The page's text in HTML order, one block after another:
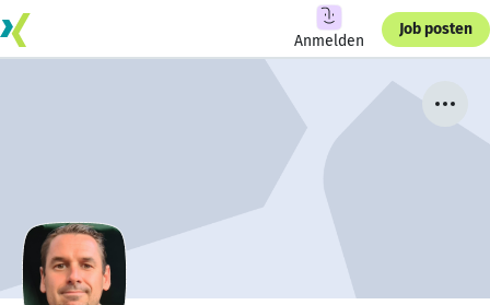
Anmelden
Job posten